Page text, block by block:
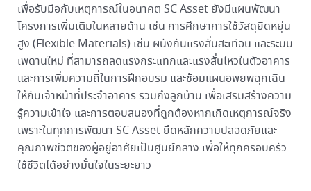
เพื่อรับมือกับเหตุการณ์ในอนาคต SC Asset ยังมีแผนพัฒนา
โครงการเพิ่มเติมในหลายด้าน เช่น การศึกษาการใช้วัสดุยืดหยุ่น
สูง (Flexible Materials) เช่น ผนังกันแรงสั่นสะเทือน และระบบ
เพดานใหม่ ที่สามารถลดแรงกระแทกและแรงสั่นไหวในตัวอาคาร
และการเพิ่มความถี่ในการฝึกอบรม และซ้อมแผนอพยพฉุกเฉิน
ให้กับเจ้าหน้าที่ประจำอาคาร รวมถึงลูกบ้าน เพื่อเสริมสร้างความ
รู้ความเข้าใจ และการตอบสนองที่ถูกต้องหากเกิดเหตุการณ์จริง
เพราะในทุกการพัฒนา SC Asset ยึดหลักความปลอดภัยและ
คุณภาพชีวิตของผู้อยู่อาศัยเป็นศูนย์กลาง เพื่อให้ทุกครอบครัว
ใช้ชีวิตได้อย่างมั่นใจในระยะยาว